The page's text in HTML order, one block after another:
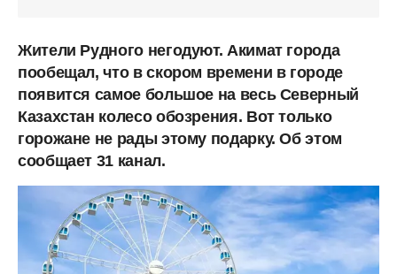
Жители Рудного негодуют. Акимат города
пообещал, что в скором времени в городе
появится самое большое на весь Северный
Казахстан колесо обозрения. Вот только
горожане не рады этому подарку. Об этом
сообщает 31 канал.